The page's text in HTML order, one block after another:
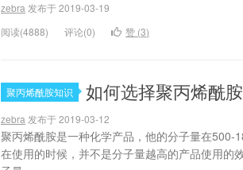
zebra 发布于 2019-03-19
阅读(4888)
评论(0) 赞 (3)
聚丙烯酰胺知识 如何选择聚丙烯酰
zebra 发布于 2019-03-12
聚丙烯酰胺是一种化学产品，他的分子量在500-
在使用的时候，并不是分子量越高的产品使用的